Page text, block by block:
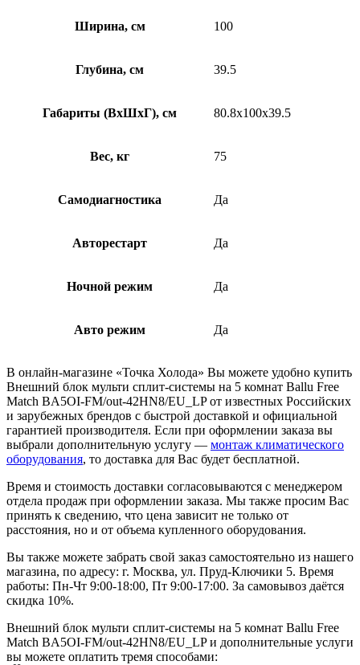
Ширина, см 100
Глубина, см 39.5
Габариты (ВхШхГ), см 80.8x100x39.5
Вес, кг 75
Самодиагностика Да
Авторестарт Да
Ночной режим Да
Авто режим Да
В онлайн-магазине «Точка Холода» Вы можете удобно купить
Внешний блок мульти сплит-системы на 5 комнат Ballu Free
Match BA5OI-FM/out-42HN8/EU_LP от известных Российских
и зарубежных брендов с быстрой доставкой и официальной
гарантией производителя. Если при оформлении заказа вы
выбрали дополнительную услугу — монтаж климатического
оборудования, то доставка для Вас будет бесплатной.
Время и стоимость доставки согласовываются с менеджером
отдела продаж при оформлении заказа. Мы также просим Вас
принять к сведению, что цена зависит не только от
расстояния, но и от объема купленного оборудования.
Вы также можете забрать свой заказ самостоятельно из нашего
магазина, по адресу: г. Москва, ул. Пруд-Ключики 5. Время
работы: Пн-Чт 9:00-18:00, Пт 9:00-17:00. За самовывоз даётся
скидка 10%.
Внешний блок мульти сплит-системы на 5 комнат Ballu Free
Match BA5OI-FM/out-42HN8/EU_LP и дополнительные услуги
вы можете оплатить тремя способами: